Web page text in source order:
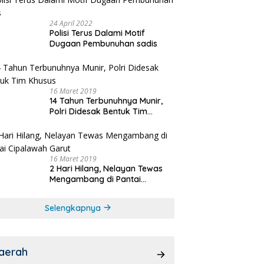
24 April 2022
Polisi Terus Dalami Motif
Dugaan Pembunuhan sadis
16 Maret 2019
14 Tahun Terbunuhnya Munir,
Polri Didesak Bentuk Tim
16 Maret 2019
2 Hari Hilang, Nelayan Tewas
Mengambang di Pantai
Selengkapnya